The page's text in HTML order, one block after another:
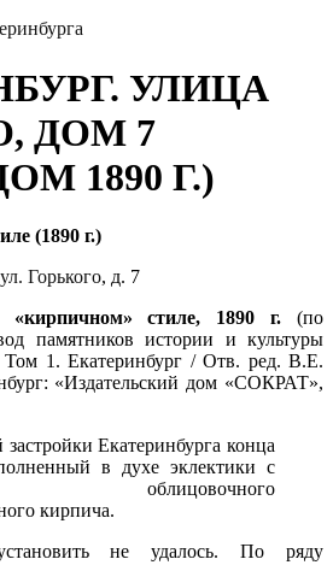
УЛИЦА
ДОМ 7
1890 Г.)
(1890 г.)
ул. Горького, д. 7
стиле, 1890 г. (по
памятников истории и культуры
Том 1. Екатеринбург / Отв. ред. В.Е.
«Издательский дом «СОКРАТ»,
Екатеринбурга конца
в духе эклектики с
облицовочного
кирпича.
не удалось. По ряду